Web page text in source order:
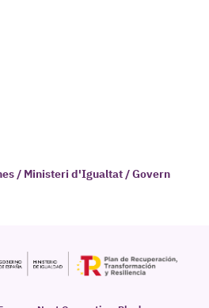
/ Ministeri d'Igualtat / Govern